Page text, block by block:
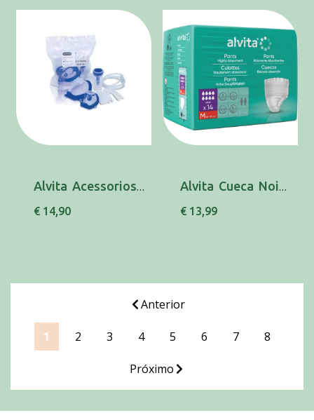
Alvita Acessorios Nebulizador T1500+
€ 14,90
Alvita Cueca Noite Maxi/Med X14
€ 13,99
Anterior
1 2 3 4 5 6 7 8
Próximo